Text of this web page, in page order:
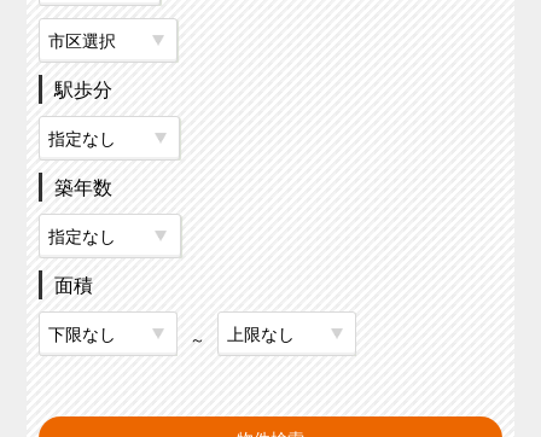
駅歩分
築年数
面積
～